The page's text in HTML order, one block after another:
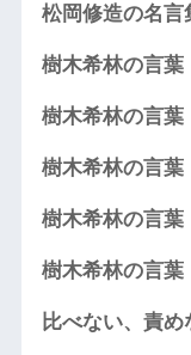
松岡修造の名言
樹木希林の言葉
樹木希林の言葉
樹木希林の言葉
樹木希林の言葉
樹木希林の言葉
比べない、責